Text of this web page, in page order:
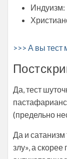
Индуизм:
>>> А вы тест
Да, тест
(предельно
Да и сатанизм
злу», а